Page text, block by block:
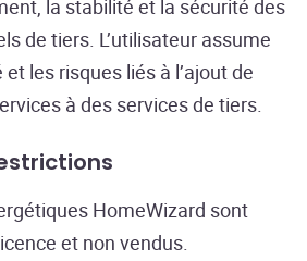
la stabilité et la sécurité des
de tiers. L’utilisateur assume
les risques liés à l’ajout de
à des services de tiers.
HomeWizard sont
et non vendus.